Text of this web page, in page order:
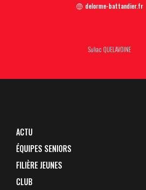
delorme-battandier.fr
Suliac QUELAVOINE
ACTU
ÉQUIPES SENIORS
FILIÈRE JEUNES
CLUB